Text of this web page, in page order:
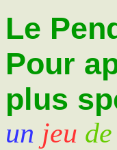
Le
Pour
plus
un jeu de